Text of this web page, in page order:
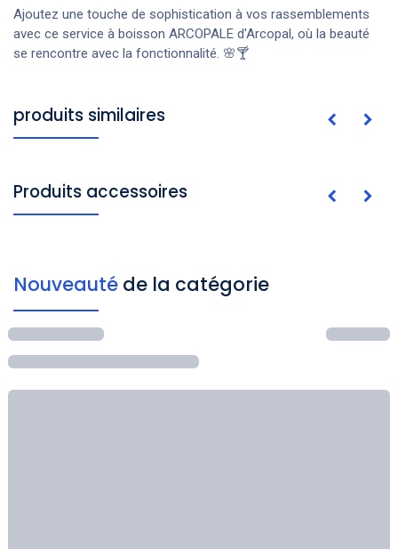
Ajoutez une touche de sophistication à vos rassemblements
avec ce service à boisson ARCOPALE d'Arcopal, où la beauté
se rencontre avec la fonctionnalité. 🌸🍸
produits similaires
Produits accessoires
Nouveauté de la catégorie